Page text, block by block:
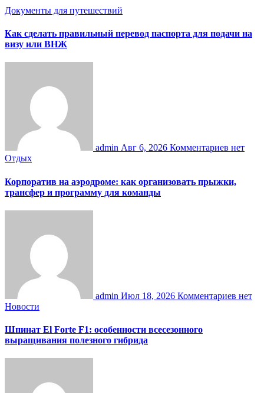
Документы для путешествий
Как сделать правильный перевод паспорта для подачи на
визу или ВНЖ
admin Авг 6, 2026 Комментариев нет
Отдых
Корпоратив на аэродроме: как организовать прыжки,
трансфер и программу для команды
admin Июл 18, 2026 Комментариев нет
Новости
Шпинат El Forte F1: особенности всесезонного
выращивания полезного гибрида